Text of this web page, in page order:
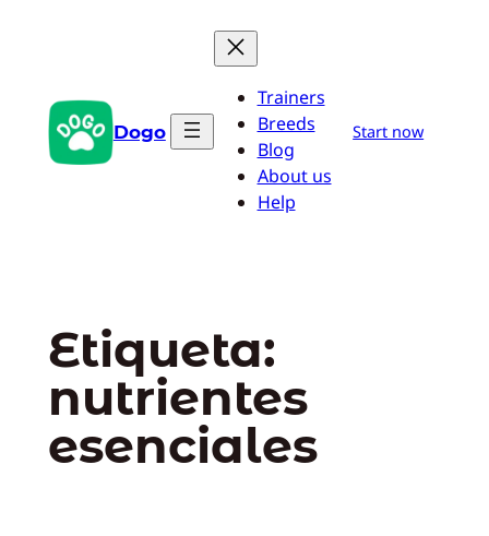
Dogo
Trainers
Breeds
Blog
About us
Help
Start now
Etiqueta:
nutrientes
esenciales